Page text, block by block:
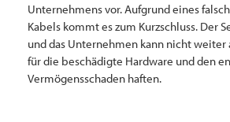
Unternehmens vor. Aufgrund eines
Kabels kommt es zum Kurzschluss. Der
und das Unternehmen kann nicht weiter
für die beschädigte Hardware und den
Vermögensschaden haften.